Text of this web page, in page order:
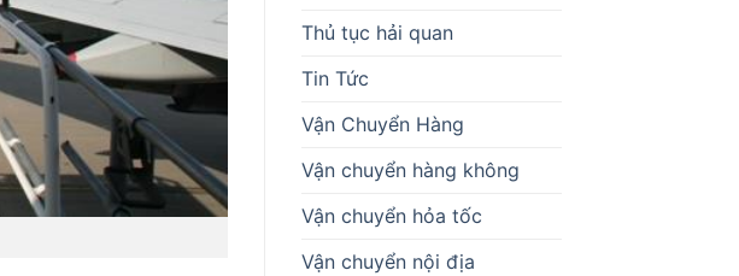
Thủ tục hải quan
Tin Tức
Vận Chuyển Hàng
Vận chuyển hàng không
Vận chuyển hỏa tốc
Vận chuyển nội địa